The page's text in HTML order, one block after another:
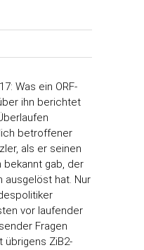
Was ein ORF-
ihn berichtet
betroffener
als er seinen
bekannt gab, der
ausgelöst hat. Nur
vor laufender
Fragen
übrigens ZiB2-